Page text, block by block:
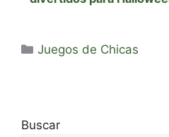
Categorías
Juegos de Chicas
Buscar